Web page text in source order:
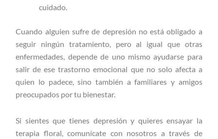
cuidado.
Cuando alguien sufre de depresión no está obligado a
seguir ningún tratamiento, pero al igual que otras
enfermedades, depende de uno mismo ayudarse para
salir de ese trastorno emocional que no solo afecta a
quien lo padece, sino también a familiares y amigos
preocupados por tu bienestar.
Si sientes que tienes depresión y quieres ensayar la
terapia floral, comunícate con nosotros a través de